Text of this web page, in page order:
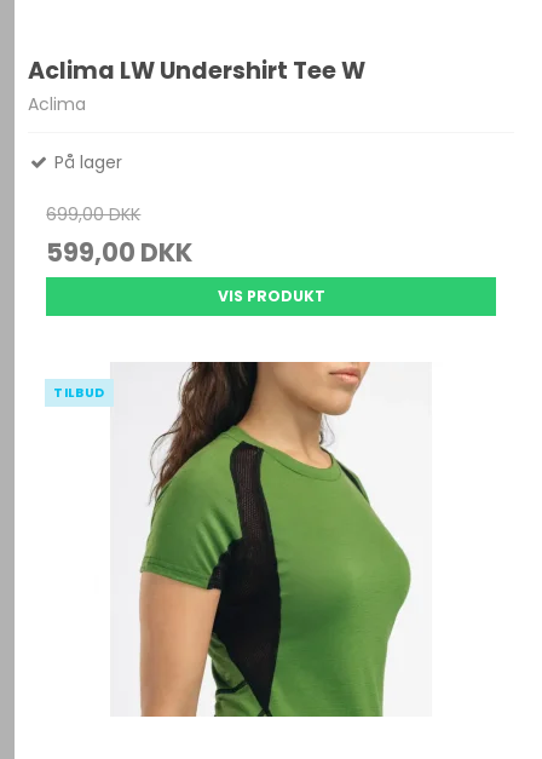
Aclima LW Undershirt Tee W
Aclima
På lager
699,00 DKK
599,00 DKK
VIS PRODUKT
TILBUD